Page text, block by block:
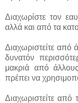
Διαχωρίστε τον
αλλά και από τα
Διαχωριστείτε από
δυνατόν
μακριά από
πρέπει να
Διαχωριστείτε από